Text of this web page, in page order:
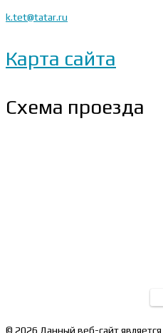
k.tet@tatar.ru
Карта сайта
Схема проезда
© 2026 Данный веб-сайт